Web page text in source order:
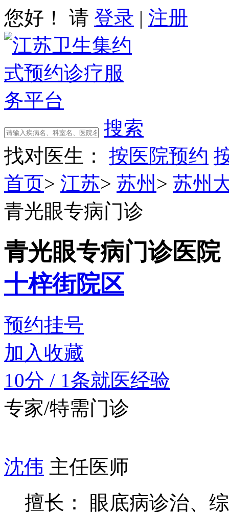
您好！ 请 登录 | 注册
搜索
找对医生：
按医院预约
首页> 江苏> 苏州 > 苏州
青光眼专病门诊
青光眼专病门诊医院
十梓街院区
预约挂号
加入收藏
10分 / 1条就医经验
专家/特需门诊
沈伟 主任医师
擅长： 眼底病诊治、